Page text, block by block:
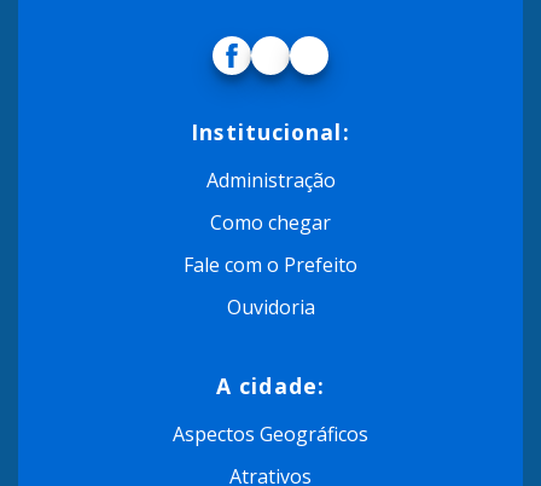
Institucional:
Administração
Como chegar
Fale com o Prefeito
Ouvidoria
A cidade:
Aspectos Geográficos
Atrativos